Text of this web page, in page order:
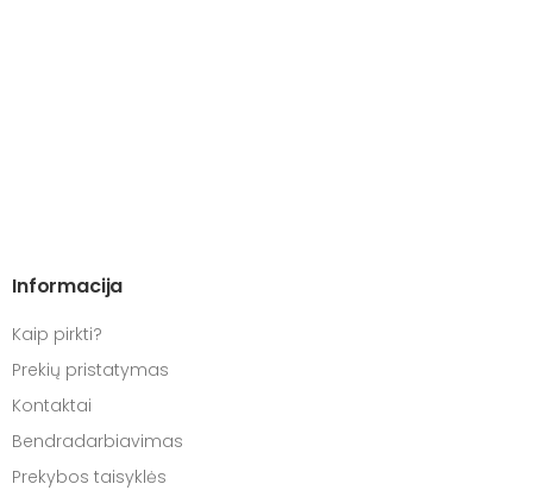
Informacija
Kaip pirkti?
Prekių pristatymas
Kontaktai
Bendradarbiavimas
Prekybos taisyklės